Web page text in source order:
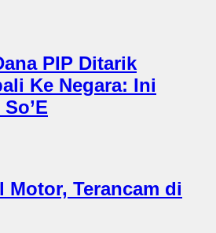
PIP Ditarik
Ke Negara: Ini
Motor, Terancam di